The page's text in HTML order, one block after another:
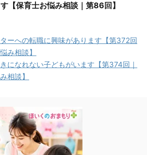
す【保育士お悩み相談｜第86回】
ーへの転職に興味があります【第372回
み相談】
になれない子どもがいます【第374回｜
相談】